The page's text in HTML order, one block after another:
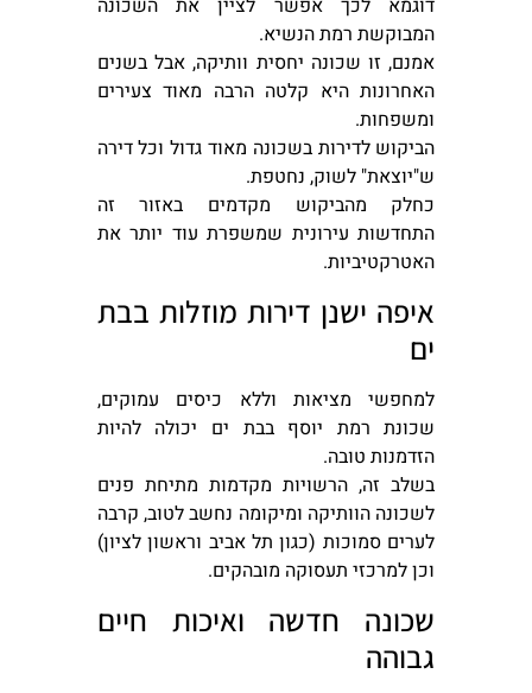
המבוקשת רמת הנשיא.
אמנם, זו שכונה יחסית וותיקה, אבל בשנים
האחרונות היא קלטה הרבה מאוד צעירים
ומשפחות.
הביקוש לדירות בשכונה מאוד גדול וכל דירה
ש"יוצאת" לשוק, נחטפת.
כחלק מהביקוש מקדמים באזור זה
התחדשות עירונית שמשפרת עוד יותר את
האטרקטיביות.
איפה ישנן דירות מוזלות בבת
ים
למחפשי מציאות וללא כיסים עמוקים,
שכונת רמת יוסף בבת ים יכולה להיות
הזדמנות טובה.
בשלב זה, הרשויות מקדמות מתיחת פנים
לשכונה הוותיקה ומיקומה נחשב לטוב, קרבה
לערים סמוכות (כגון תל אביב וראשון לציון)
וכן למרכזי תעסוקה מובהקים.
שכונה חדשה ואיכות חיים
גבוהה